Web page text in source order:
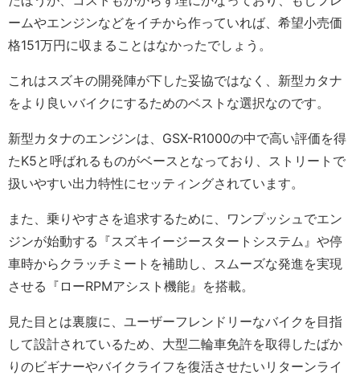
ームやエンジンなどをイチから作っていれば、希望小売価
格151万円に収まることはなかったでしょう。
これはスズキの開発陣が下した妥協ではなく、新型カタナ
をより良いバイクにするためのベストな選択なのです。
新型カタナのエンジンは、GSX-R1000の中で高い評価を得
たK5と呼ばれるものがベースとなっており、ストリートで
扱いやすい出力特性にセッティングされています。
また、乗りやすさを追求するために、ワンプッシュでエン
ジンが始動する『スズキイージースタートシステム』や停
車時からクラッチミートを補助し、スムーズな発進を実現
させる『ローRPMアシスト機能』を搭載。
見た目とは裏腹に、ユーザーフレンドリーなバイクを目指
して設計されているため、大型二輪車免許を取得したばか
りのビギナーやバイクライフを復活させたいリターンライ